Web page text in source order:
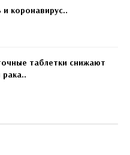
коронавирус..
таблетки снижают
рака..